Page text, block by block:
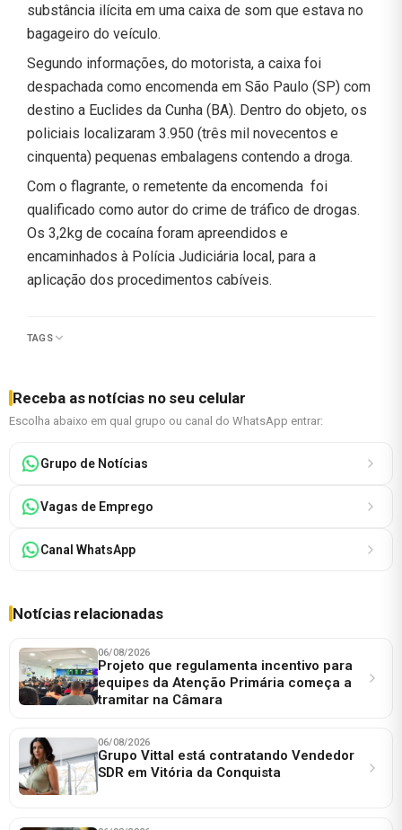
substância ilícita em uma caixa de som que estava no
bagageiro do veículo.
Segundo informações, do motorista, a caixa foi
despachada como encomenda em São Paulo (SP) com
destino a Euclides da Cunha (BA). Dentro do objeto, os
policiais localizaram 3.950 (três mil novecentos e
cinquenta) pequenas embalagens contendo a droga.
Com o flagrante, o remetente da encomenda foi
qualificado como autor do crime de tráfico de drogas.
Os 3,2kg de cocaína foram apreendidos e
encaminhados à Polícia Judiciária local, para a
aplicação dos procedimentos cabíveis.
TAGS
Receba as notícias no seu celular
Escolha abaixo em qual grupo ou canal do WhatsApp entrar:
Grupo de Notícias
Vagas de Emprego
Canal WhatsApp
Notícias relacionadas
06/08/2026
Projeto que regulamenta incentivo para
equipes da Atenção Primária começa a
tramitar na Câmara
06/08/2026
Grupo Vittal está contratando Vendedor
SDR em Vitória da Conquista